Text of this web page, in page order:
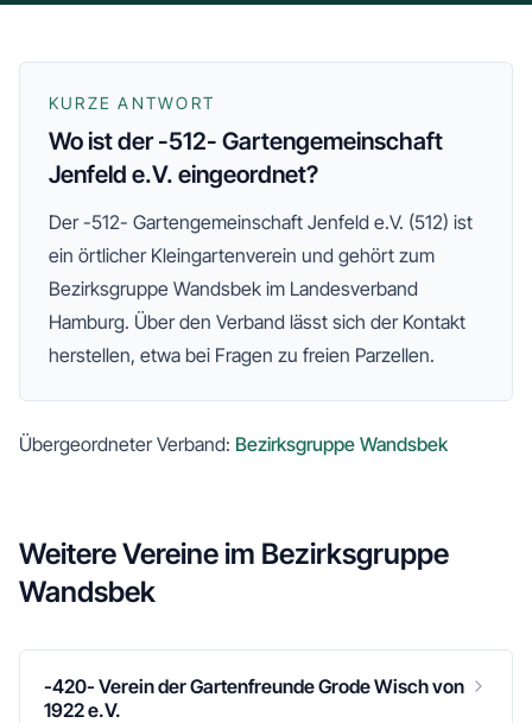
KURZE ANTWORT
Wo ist der -512- Gartengemeinschaft
Jenfeld e.V. eingeordnet?
Der-512- Gartengemeinschaft Jenfeld e.V. (512) ist
ein örtlicher Kleingartenverein und gehört zum
Bezirksgruppe Wandsbek im Landesverband
Hamburg. Über den Verband lässt sich der Kontakt
herstellen, etwa bei Fragen zu freien Parzellen.
Übergeordneter Verband: Bezirksgruppe Wandsbek
Weitere Vereine im Bezirksgruppe
Wandsbek
-420- Verein der Gartenfreunde Grode Wisch von
1922 e.V.